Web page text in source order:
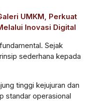
UMKM, Perkuat
Inovasi Digital
fundamental. Sejak
sederhana kepada
tinggi kejujuran dan
standar operasional